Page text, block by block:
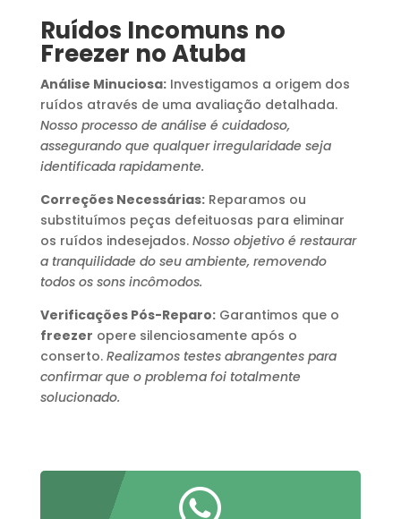
Ruídos Incomuns no
Freezer no Atuba
Análise Minuciosa:Investigamos a origem dos
ruídos através de uma avaliação detalhada.
Nosso processo de análise é cuidadoso,
assegurando que qualquer irregularidade seja
identificada rapidamente.
Correções Necessárias:Reparamos ou
substituímos peças defeituosas para eliminar
os ruídos indesejados. Nosso objetivo é restaurar
a tranquilidade do seu ambiente, removendo
todos os sons incômodos.
Verificações Pós-Reparo:Garantimos que o
freezer opere silenciosamente após o
conserto. Realizamos testes abrangentes para
confirmar que o problema foi totalmente
solucionado.
